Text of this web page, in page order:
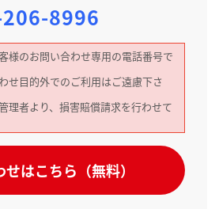
8996
様のお問い合わせ専用の電話番号で
せ目的外でのご利用はご遠慮下さ
理者より、損害賠償請求を行わせて
はこちら（無料）